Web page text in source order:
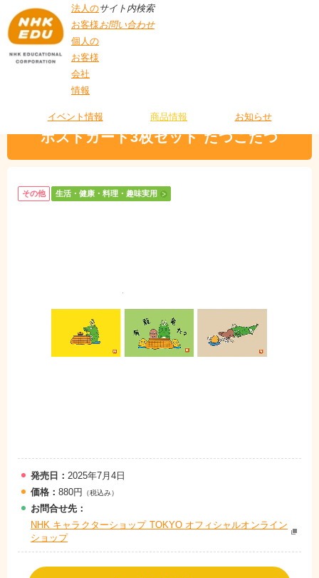
法人の
お客様
個人の
お客様
会社
情報
サイト内検索
お問い合わせ
イベント情報 商品情報 お知らせ
ポストカード3枚セット たつこたつ
その他 生活・健康・料理・趣味実用
発売日： 2025年7月4日
価格： 880円 （税込み）
お問合せ先：
NHK キャラクターショップ TOKYO オフィシャルオンライン
ショップ